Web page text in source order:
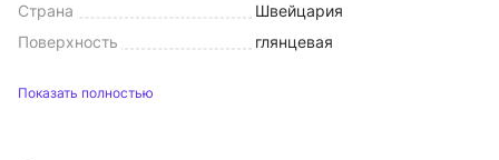
Страна
Швейцария
Поверхность
глянцевая
Показать полностью